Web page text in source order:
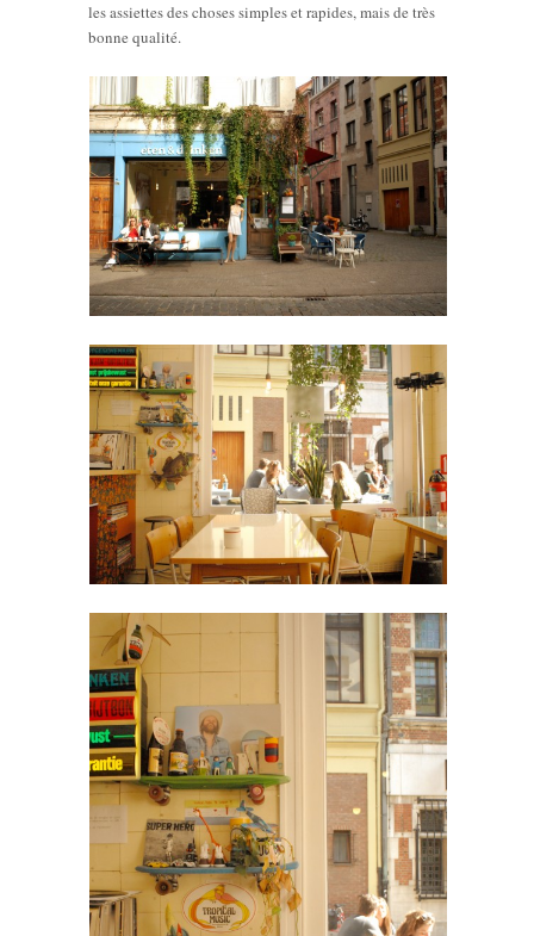
les assiettes des choses simples et rapides, mais de très
bonne qualité.